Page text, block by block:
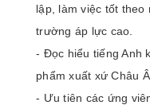
lập, làm việc tốt theo
trường áp lực cao.
- Đọc hiểu tiếng Anh
phẩm xuất xứ Châu
- Ưu tiên các ứng